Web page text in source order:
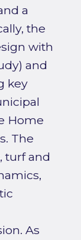
a
the
with
and
key
Home
The
turf and
As